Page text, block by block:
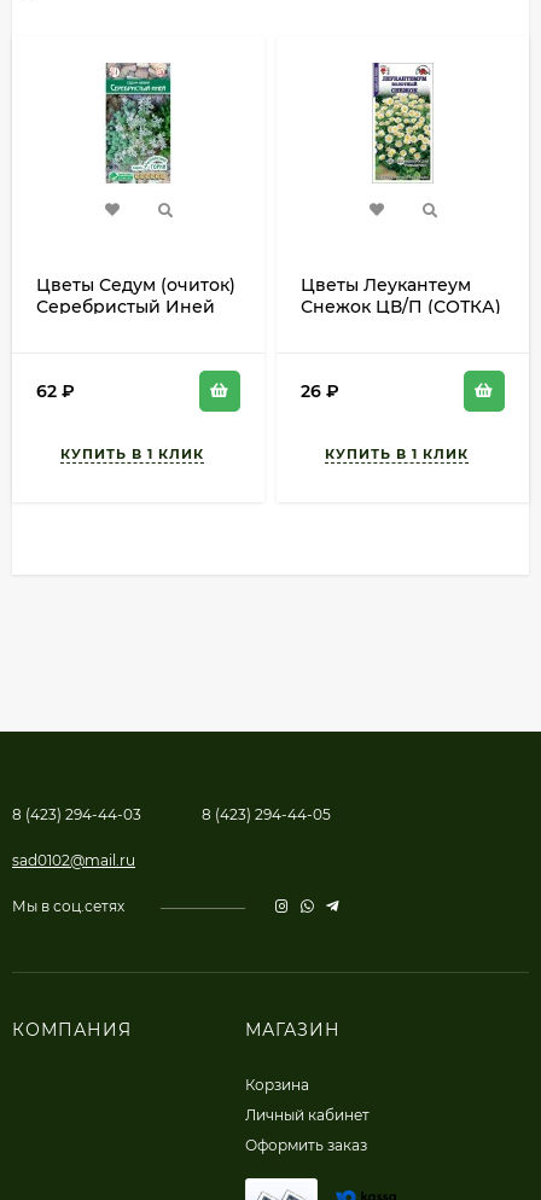
Цветы Седум (очиток)
Серебристый Иней
62 ₽
Цветы Леукантеум
Снежок ЦВ/П (СОТКА)
26 ₽
8 (423) 294-44-03 8 (423) 294-44-05
sad0102@mail.ru
Мы в соц.сетях
КОМПАНИЯ МАГАЗИН
Корзина
Личный кабинет
Оформить заказ